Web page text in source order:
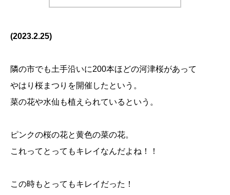
(2023.2.25)
隣の市でも土手沿いに200本ほどの河津桜があって
やはり桜まつりを開催したという。
菜の花や水仙も植えられているという。
ピンクの桜の花と黄色の菜の花。
これってとってもキレイなんだよね！！
この時もとってもキレイだった！